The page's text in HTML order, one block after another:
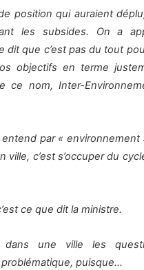
position qui auraient
les subsides. On a
dit que c’est pas du tout
objectifs en terme
ce nom, Inter-
par « environnement
ville, c’est s’occuper du
ce que dit la ministre.
une ville les
puisque…